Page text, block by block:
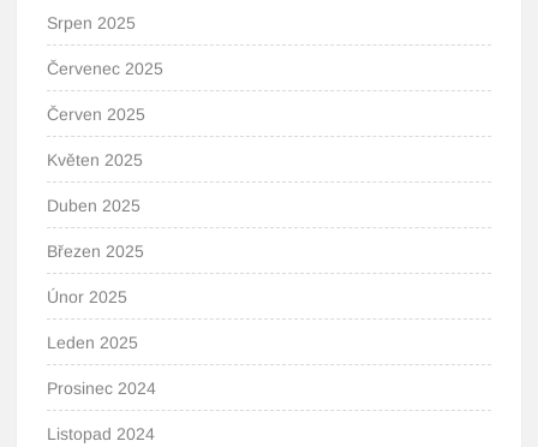
Srpen 2025
Červenec 2025
Červen 2025
Květen 2025
Duben 2025
Březen 2025
Únor 2025
Leden 2025
Prosinec 2024
Listopad 2024